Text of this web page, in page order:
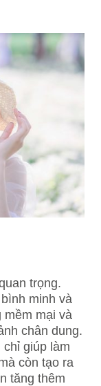
trọng.
minh và
mại và
chân dung.
giúp làm
còn tạo ra
tăng thêm